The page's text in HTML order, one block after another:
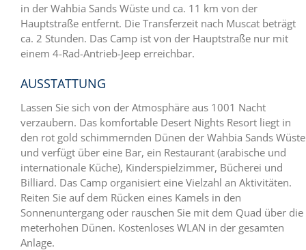
in der Wahbia Sands Wüste und ca. 11 km von der
Hauptstraße entfernt. Die Transferzeit nach Muscat beträgt
ca. 2 Stunden. Das Camp ist von der Hauptstraße nur mit
einem 4-Rad-Antrieb-Jeep erreichbar.
AUSSTATTUNG
Lassen Sie sich von der Atmosphäre aus 1001 Nacht
verzaubern. Das komfortable Desert Nights Resort liegt in
den rot gold schimmernden Dünen der Wahbia Sands Wüste
und verfügt über eine Bar, ein Restaurant (arabische und
internationale Küche), Kinderspielzimmer, Bücherei und
Billiard. Das Camp organisiert eine Vielzahl an Aktivitäten.
Reiten Sie auf dem Rücken eines Kamels in den
Sonnenuntergang oder rauschen Sie mit dem Quad über die
meterhohen Dünen. Kostenloses WLAN in der gesamten
Anlage.